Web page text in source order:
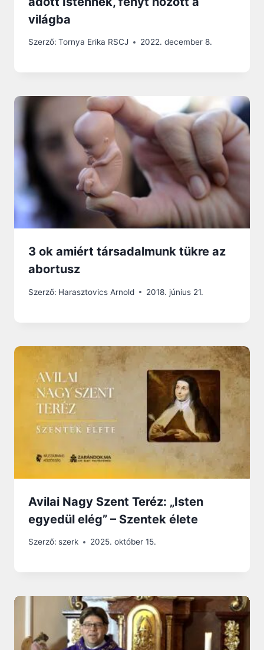
világba
Szerző: Tornya Erika RSCJ 2022. december 8.
3 ok amiért társadalmunk tükre az
abortusz
Szerző: Harasztovics Arnold 2018. június 21.
Avilai Nagy Szent Teréz: „Isten
egyedül elég” – Szentek élete
Szerző: szerk 2025. október 15.